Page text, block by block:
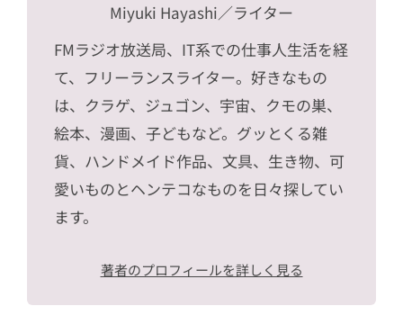
Miyuki Hayashi／ライター
FMラジオ放送局、IT系での仕事人生活を経
て、フリーランスライター。好きなもの
は、クラゲ、ジュゴン、宇宙、クモの巣、
絵本、漫画、子どもなど。グッとくる雑
貨、ハンドメイド作品、文具、生き物、可
愛いものとヘンテコなものを日々探してい
ます。
著者のプロフィールを詳しく見る